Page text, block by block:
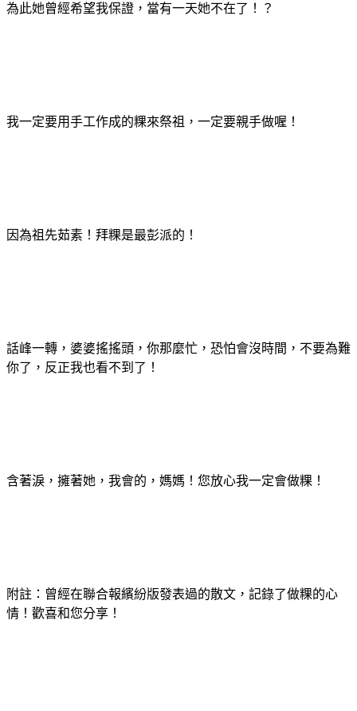
為此她曾經希望我保證，當有一天她不在了！？
我一定要用手工作成的粿來祭祖，一定要親手做喔！
因為祖先茹素！拜粿是最彭派的！
話峰一轉，婆婆搖搖頭，你那麼忙，恐怕會沒時間，不要為難
你了，反正我也看不到了！
含著淚，擁著她，我會的，媽媽！您放心我一定會做粿！
附註：曾經在聯合報繽紛版發表過的散文，記錄了做粿的心
情！歡喜和您分享！